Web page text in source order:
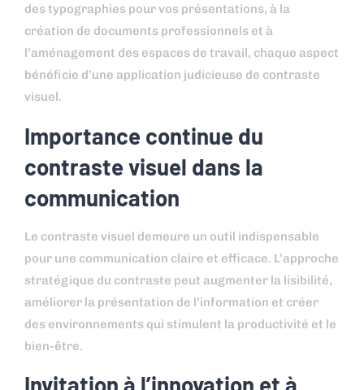
des typographies pour vos présentations, à la
création de documents professionnels et à
l’aménagement des espaces de travail, chaque aspect
bénéficie d’une application judicieuse de contraste
visuel.
Importance continue du
contraste visuel dans la
communication
Le contraste visuel demeure un outil indispensable
pour une communication claire et efficace. L’approche
stratégique du contraste peut augmenter la lisibilité,
améliorer la présentation de l’information et créer
des environnements qui stimulent la productivité et le
bien-être.
Invitation à l’innovation et à